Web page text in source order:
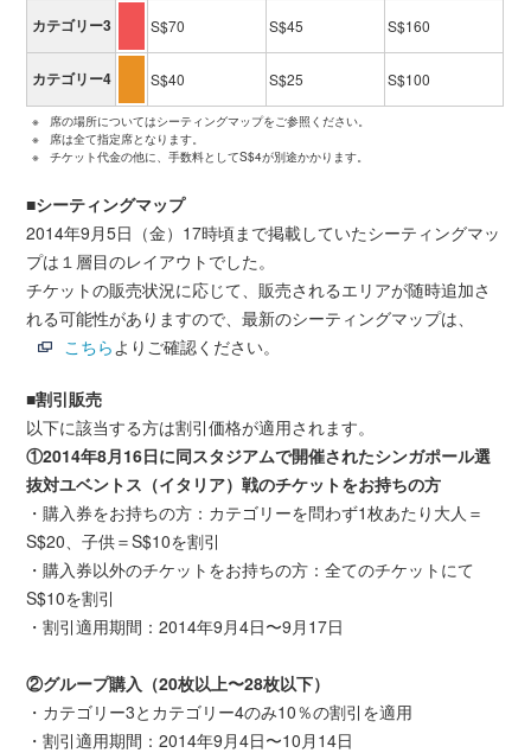
カテゴリー3 S$70 S$45 S$160
カテゴリー4 S$40 S$25 S$100
※
席の場所についてはシーティングマップをご参照ください。
※
席は全て指定席となります。
※
チケット代金の他に、手数料としてS$4が別途かかります。
■シーティングマップ
2014年9月5日（金）17時頃まで掲載していたシーティングマッ
プは１層目のレイアウトでした。
チケットの販売状況に応じて、販売されるエリアが随時追加さ
れる可能性がありますので、最新のシーティングマップは、
こちら よりご確認ください。
■割引販売
以下に該当する方は割引価格が適用されます。
①2014年8月16日に同スタジアムで開催されたシンガポール選
抜対ユベントス（イタリア）戦のチケットをお持ちの方
・購入券をお持ちの方：カテゴリーを問わず1枚あたり大人＝
S$20、子供＝S$10を割引
・購入券以外のチケットをお持ちの方：全てのチケットにて
S$10を割引
・割引適用期間：2014年9月4日〜9月17日
②グループ購入（20枚以上〜28枚以下）
・カテゴリー3とカテゴリー4のみ10％の割引を適用
・割引適用期間：2014年9月4日〜10月14日